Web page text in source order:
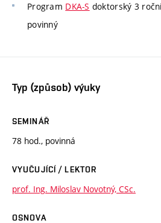
Program DKA-S doktorský 3
povinný
Typ (způsob) výuky
SEMINÁŘ
78 hod., povinná
VYUČUJÍCÍ / LEKTOR
prof. Ing. Miloslav Novotný, CSc.
OSNOVA